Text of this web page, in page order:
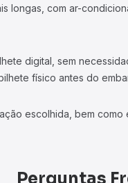
longas, com ar-
digital, sem
físico antes do
escolhida, bem
Perguntas